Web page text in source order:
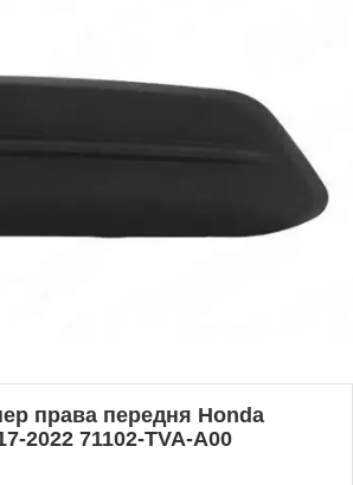
права передня Honda
2022 71102-TVA-A00